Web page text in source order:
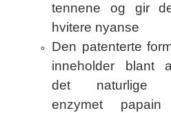
tennene og gir
hvitere nyanse
Den patenterte
inneholder blant
det naturlige
enzymet